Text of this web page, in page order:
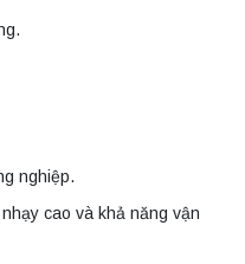
nghiệp.
cao và khả năng vận